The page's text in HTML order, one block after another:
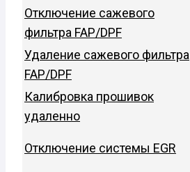
Отключение сажевого
фильтра FAP/DPF
Удаление сажевого фильтра
FAP/DPF
Калибровка прошивок
удаленно
Отключение системы EGR